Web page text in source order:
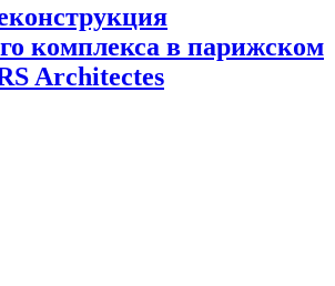
комплекса в парижском
Architectes